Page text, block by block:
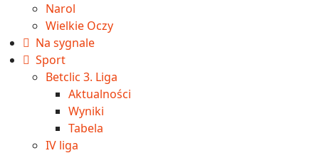
Narol
Wielkie Oczy
Na sygnale
Sport
Betclic 3. Liga
Aktualności
Wyniki
Tabela
IV liga